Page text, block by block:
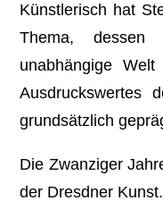
Künstlerisch hat
Thema,
unabhängige
Ausdruckswertes
grundsätzlich
Die Zwanziger
der Dresdner Kunst.